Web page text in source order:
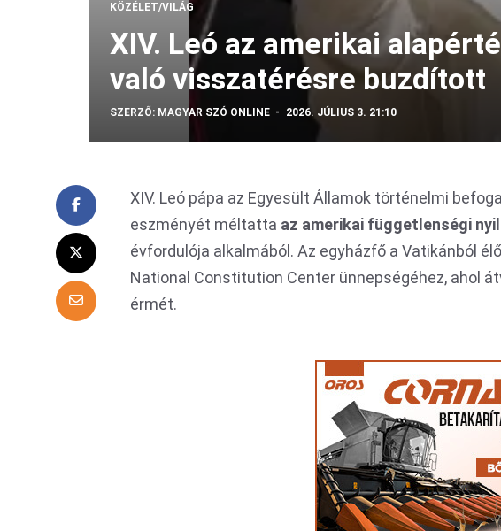
KÖZÉLET/VILÁG
XIV. Leó az amerikai
való visszatérésre buzdított
SZERZŐ: MAGYAR SZÓ ONLINE 2026. JÚLIUS 3. 21:10
XIV. Leó pápa az Egyesült Államok történelmi
eszményét méltatta az amerikai függetlenségi
évfordulója alkalmából. Az egyházfő a Vatikánból
National Constitution Center ünnepségéhez, ahol
érmét.